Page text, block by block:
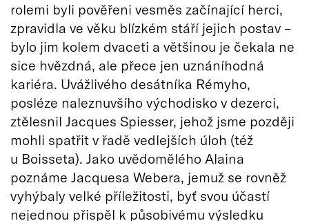
rolemi byli pověřeni vesměs začínající herci,
zpravidla ve věku blízkém stáří jejich postav –
bylo jim kolem dvaceti a většinou je čekala ne
sice hvězdná, ale přece jen uznáníhodná
kariéra. Uvážlivého desátníka Rémyho,
posléze naleznuvšího východisko v dezerci,
ztělesnil Jacques Spiesser, jehož jsme později
mohli spatřit v řadě vedlejších úloh (též
u Boisseta). Jako uvědomělého Alaina
poznáme Jacquesa Webera, jemuž se rovněž
vyhýbaly velké příležitosti, byť svou účastí
nejednou přispěl k působivému výsledku